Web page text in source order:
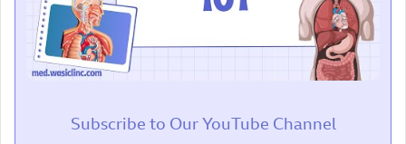
Subscribe to Our YouTube Channel